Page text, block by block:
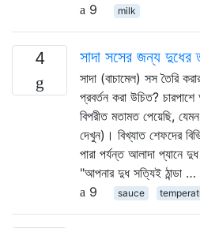
9
milk
4 সাদা সসের জন্য দুধের
সাদা (বাচামেল) সস তৈরি
প্রবর্তন করা উচিত?
বিপরীত মতামত পেয়েছি,
দেখুন)। বিখ্যাত শেফদের
পারা পর্যন্ত আলাদা প্যানে
"আপনার দুধ সত্যিই ঠান্ডা …
9
sauce